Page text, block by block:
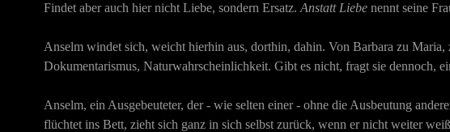
Findet aber auch hier nicht Liebe, sondern Ersatz. Anstatt Liebe nennt seine
Anselm windet sich, weicht hierhin aus, dorthin, dahin. Von Barbara zu
Dokumentarismus, Naturwahrscheinlichkeit. Gibt es nicht, fragt sie dennoch,
Anselm, ein Ausgebeuteter, der - wie selten einer - ohne die Ausbeutung
flüchtet ins Bett, zieht sich ganz in sich selbst zurück, wenn er nicht weiter